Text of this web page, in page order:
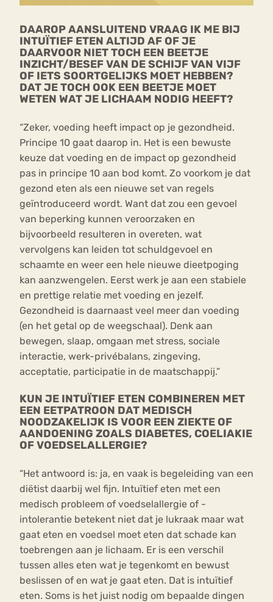
DAAROP AANSLUITEND VRAAG IK ME BIJ
INTUÏTIEF ETEN ALTIJD AF OF JE
DAARVOOR NIET TOCH EEN BEETJE
INZICHT/BESEF VAN DE SCHIJF VAN VIJF
OF IETS SOORTGELIJKS MOET HEBBEN?
DAT JE TOCH OOK EEN BEETJE MOET
WETEN WAT JE LICHAAM NODIG HEEFT?
“Zeker, voeding heeft impact op je gezondheid.
Principe 10 gaat daarop in. Het is een bewuste
keuze dat voeding en de impact op gezondheid
pas in principe 10 aan bod komt. Zo voorkom je dat
gezond eten als een nieuwe set van regels
geïntroduceerd wordt. Want dat zou een gevoel
van beperking kunnen veroorzaken en
bijvoorbeeld resulteren in overeten, wat
vervolgens kan leiden tot schuldgevoel en
schaamte en weer een hele nieuwe dieetpoging
kan aanzwengelen. Eerst werk je aan een stabiele
en prettige relatie met voeding en jezelf.
Gezondheid is daarnaast veel meer dan voeding
(en het getal op de weegschaal). Denk aan
bewegen, slaap, omgaan met stress, sociale
interactie, werk-privébalans, zingeving,
acceptatie, participatie in de maatschappij.”
KUN JE INTUÏTIEF ETEN COMBINEREN MET
EEN EETPATROON DAT MEDISCH
NOODZAKELIJK IS VOOR EEN ZIEKTE OF
AANDOENING ZOALS DIABETES, COELIAKIE
OF VOEDSELALLERGIE?
“Het antwoord is: ja, en vaak is begeleiding van een
diëtist daarbij wel fijn. Intuïtief eten met een
medisch probleem of voedselallergie of -
intolerantie betekent niet dat je lukraak maar wat
gaat eten en voedsel moet eten dat schade kan
toebrengen aan je lichaam. Er is een verschil
tussen alles eten wat je tegenkomt en bewust
beslissen of en wat je gaat eten. Dat is intuïtief
eten. Soms is het juist nodig om bepaalde dingen